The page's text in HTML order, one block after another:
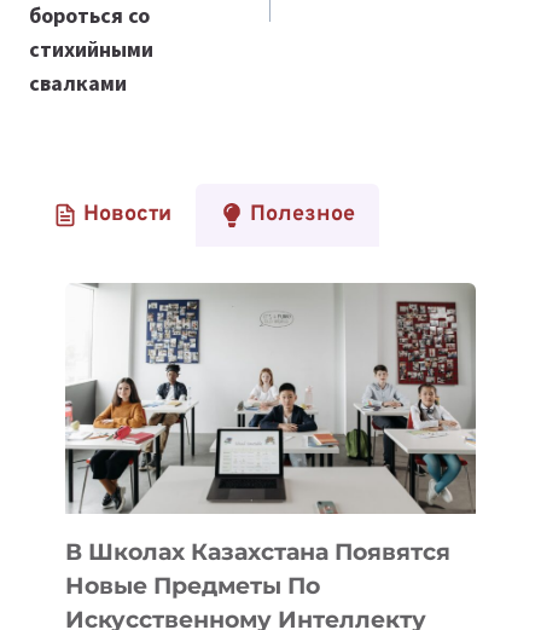
бороться со
стихийными
свалками
Новости Полезное
В Школах Казахстана Появятся
Новые Предметы По
Искусственному Интеллекту